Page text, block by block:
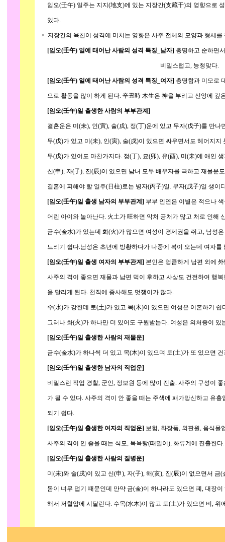
임오(壬午) 일주는 지지(地支)에 있는 지장간(支藏干)의 영향으로
있다.
> 지장간의 육친이 성격에 미치는 영향은 사주 전체의 모양과 형세를
[임오(壬午) 일에 태어난 사람의 성격 특징_남자] 총명하고 순하면
비밀스럽고, 능청맞다.
[임오(壬午) 일에 태어난 사람의 성격 특징_여자] 총명함과 미모로
으로 활동을 많이 하게 된다. 辛丑時 木生은 神을 부리고 신앙에 깊
[임오(壬午)일 출생한 사람의 부부관계]
결혼운은 미(未), 인(寅), 술(戌), 정(丁)운에 있고 무자(戊子)를 만나
무(戊)가 있고 미(未), 인(寅), 술(戌)이 있으면 싸우면서도 헤어지지
무(戊)가 있어도 마찬가지다. 정(丁), 묘(卯), 유(酉), 미(未)에 애인 생
신(申), 자(子), 진(辰)이 있으면 남녀 모두 배우자를 극하고 재물운
결혼에 피해야 할 일주(日柱)로는 병자(丙子)일. 무자(戊子)일 생이
[임오(壬午)일 출생 남자의 부부관계] 부부 인연은 이별은 적으나
어린 아이와 놀아난다. 火土가 旺하면 악처 공처가 많고 처로 인해
금수(金水)가 있는데 화(火)가 많으면 여성이 경제권을 쥐고, 남성은
느리기 쉽다.남성은 초년에 방황하다가 나중에 복이 오는데 여자를
[임오(壬午)일 출생 여자의 부부관계] 본인은 엉큼하게 남편 외에
사주의 격이 좋으면 재물과 남편 덕이 후하고 사상도 건전하여 행복
을 달리게 된다. 천직에 종사해도 멋쟁이가 많다.
수(水)가 강한데 토(土)가 있고 목(木)이 있으면 여성은 이혼하기 쉽
그러나 화(火)가 하나만 더 있어도 구원받는다. 여성은 의처증이 있
[임오(壬午)일 출생한 사람의 재물운]
금수(金水)가 하나씩 더 있고 목(木)이 있으며 토(土)가 또 있으면 건
[임오(壬午)일 출생한 남자의 직업운]
비밀스런 직업 경찰, 군인, 정보원 등에 많이 진출. 사주의 구성이 좋
가 될 수 있다. 사주의 격이 안 좋을 때는 주색에 패가망신하고 유흥
되기 쉽다.
[임오(壬午)일 출생한 여자의 직업운] 보험, 화장품, 외판원, 음식물
사주의 격이 안 좋을 때는 식모, 목욕탕(때밀이), 화류계에 진출한다.
[임오(壬午)일 출생한 사람의 질병운]
미(未)와 술(戌)이 있고 신(申), 자(子), 해(亥), 진(辰)이 없으면서 금(
몸이 너무 덥기 때문인데 만약 금(金)이 하나라도 있으면 폐, 대장이
해서 저혈압에 시달린다. 수목(水木)이 많고 토(土)가 있으면 비, 위